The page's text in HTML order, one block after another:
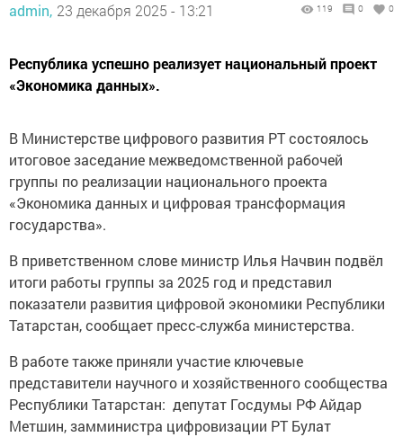
admin, 23 декабря 2025 - 13:21 119 0 0
Республика успешно реализует национальный проект
«Экономика данных».
В Министерстве цифрового развития РТ состоялось
итоговое заседание межведомственной рабочей
группы по реализации национального проекта
«Экономика данных и цифровая трансформация
государства».
В приветственном слове министр Илья Начвин подвёл
итоги работы группы за 2025 год и представил
показатели развития цифровой экономики Республики
Татарстан, сообщает пресс-служба министерства.
В работе также приняли участие ключевые
представители научного и хозяйственного сообщества
Республики Татарстан: депутат Госдумы РФ Айдар
Метшин, замминистра цифровизации РТ Булат